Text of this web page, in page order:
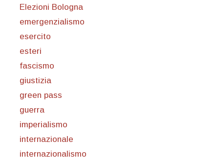
Elezioni Bologna
emergenzialismo
esercito
esteri
fascismo
giustizia
green pass
guerra
imperialismo
internazionale
internazionalismo